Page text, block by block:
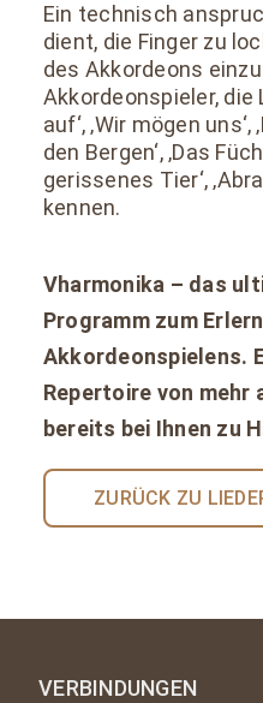
Ein technisch
dient, die Finger zu
des Akkordeons
Akkordeonspieler, die
auf‘, ‚Wir mögen
den Bergen‘, ‚Das
gerissenes Tier‘,
kennen.
Vharmonika – das
Programm zum
Akkordeonspielens.
Repertoire von mehr
bereits bei Ihnen zu
ZURÜCK ZU
VERBINDUNGEN